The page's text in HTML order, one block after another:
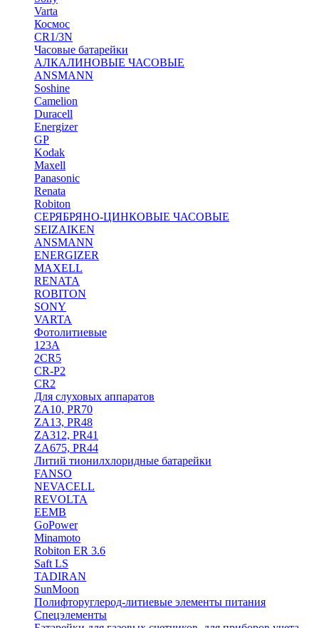
Varta
Космос
CR1/3N
Часовые батарейки
АЛКАЛИНОВЫЕ ЧАСОВЫЕ
ANSMANN
Soshine
Camelion
Duracell
Energizer
GP
Kodak
Maxell
Panasonic
Renata
Robiton
СЕРЯБРЯНО-ЦИНКОВЫЕ ЧАСОВЫЕ
SEIZAIKEN
ANSMANN
ENERGIZER
MAXELL
RENATA
ROBITON
SONY
VARTA
Фотолитиевые
123A
2CR5
CR-P2
CR2
Для слуховых аппаратов
ZA10, PR70
ZA13, PR48
ZA312, PR41
ZA675, PR44
Литий тионилхлоридные батарейки
FANSO
NEVACELL
REVOLTA
EEMB
GoPower
Minamoto
Robiton ER 3.6
Saft LS
TADIRAN
SunMoon
Полифторуглерод-литиевые элементы питания
Спецэлементы